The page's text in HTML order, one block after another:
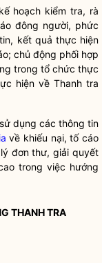
hoạch kiểm tra, rà
đông người, phức
kết quả thực hiện
chủ động phối hợp
trong tổ chức thực
hiện về Thanh tra
dụng các thông tin
về khiếu nại, tố cáo
đơn thư, giải quyết
trong việc hướng
THANH TRA